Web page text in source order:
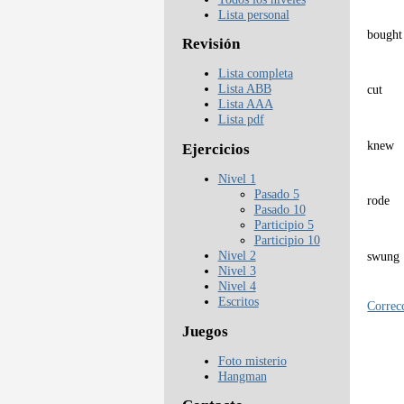
bought
cut
knew
rode
swung
Lista personal
Revisión
Lista completa
Lista ABB
Lista AAA
Lista pdf
Ejercicios
Nivel 1
Pasado 5
Pasado 10
Participio 5
Participio 10
Nivel 2
Nivel 3
Nivel 4
Escritos
Juegos
Foto misterio
Hangman